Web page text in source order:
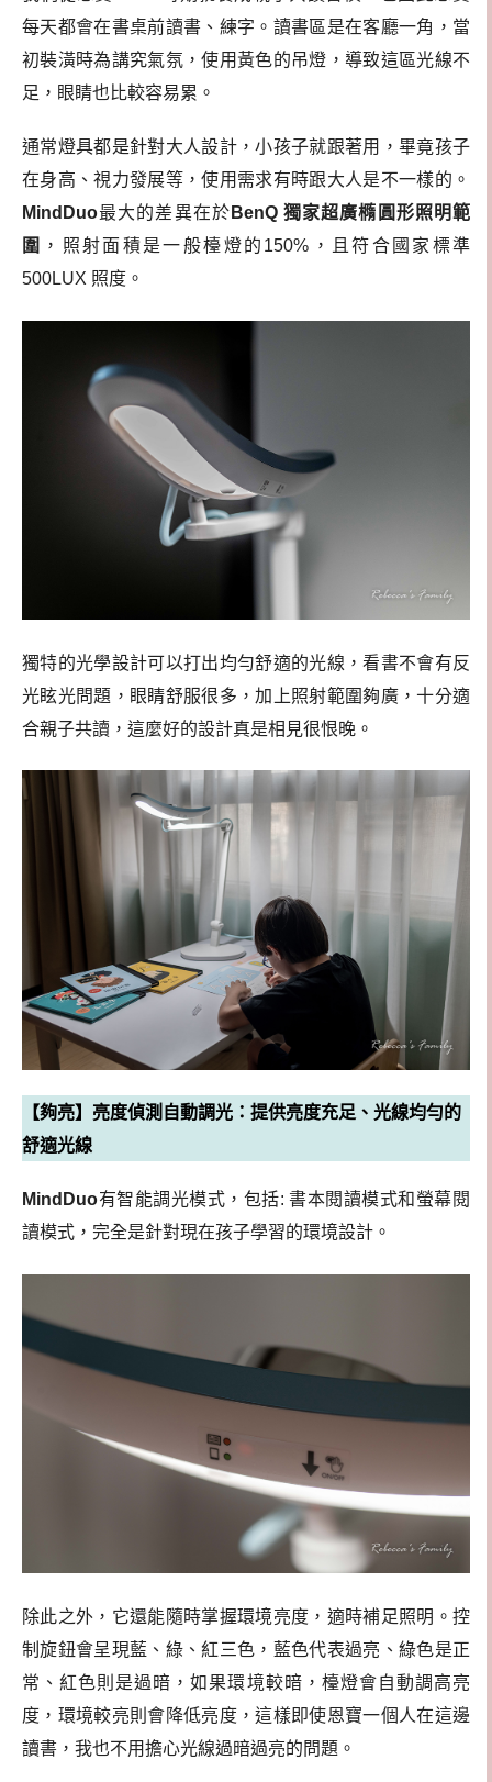
每天都會在書桌前讀書、練字。讀書區是在客廳一角，當
初裝潢時為講究氣氛，使用黃色的吊燈，導致這區光線不
足，眼睛也比較容易累。
通常燈具都是針對大人設計，小孩子就跟著用，畢竟孩子
在身高、視力發展等，使用需求有時跟大人是不一樣的。
MindDuo最大的差異在於 BenQ 獨家超廣橢圓形照明範
圍 ，照射面積是一般檯燈的150%，且符合國家標準
500LUX 照度。
獨特的光學設計可以打出均勻舒適的光線，看書不會有反
光眩光問題，眼睛舒服很多，加上照射範圍夠廣，十分適
合親子共讀，這麼好的設計真是相見很恨晚。
【夠亮】亮度偵測自動調光：提供亮度充足、光線均勻的
舒適光線
MindDuo有智能調光模式，包括: 書本閱讀模式和螢幕閱
讀模式，完全是針對現在孩子學習的環境設計。
除此之外，它還能隨時掌握環境亮度，適時補足照明。控
制旋鈕會呈現藍、綠、紅三色，藍色代表過亮、綠色是正
常、紅色則是過暗，如果環境較暗，檯燈會自動調高亮
度，環境較亮則會降低亮度，這樣即使恩寶一個人在這邊
讀書，我也不用擔心光線過暗過亮的問題。